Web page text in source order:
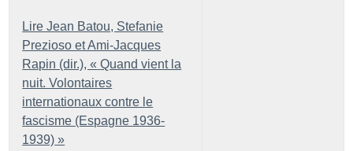
Lire Jean Batou, Stefanie
Prezioso et Ami-Jacques
Rapin (dir.), « Quand vient la
nuit. Volontaires
internationaux contre le
fascisme (Espagne 1936-
1939) »